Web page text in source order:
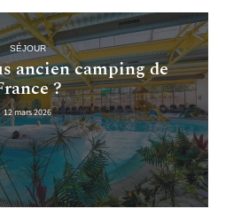
SÉJOUR
ancien camping de
?
12 mars 2026